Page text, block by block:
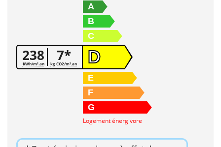
238
KWh/m².an 7*
kg CO2/m².an
A
B
C
D
E
F
G
Logement énergivore